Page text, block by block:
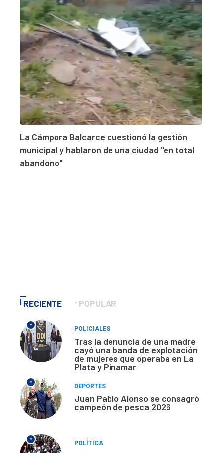
La Cámpora Balcarce cuestionó la gestión
municipal y hablaron de una ciudad "en total
abandono"
RECIENTE POPULAR
*
POLICIALES
Tras la denuncia de una madre
cayó una banda de explotación
de mujeres que operaba en La
Plata y Pinamar
*
DEPORTES
Juan Pablo Alonso se consagró
campeón de pesca 2026
*
POLÍTICA